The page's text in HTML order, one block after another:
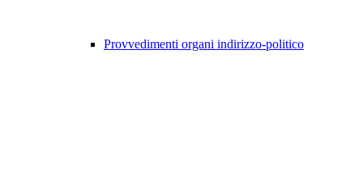
Provvedimenti organi indirizzo-politico